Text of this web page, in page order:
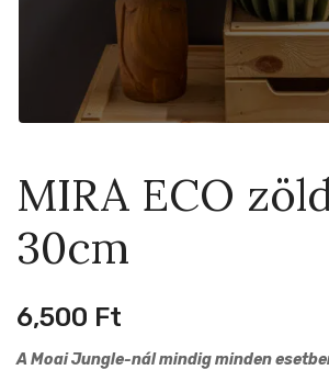
MIRA ECO
30cm
6,500 Ft
A Moai Jungle-nál mindig minden